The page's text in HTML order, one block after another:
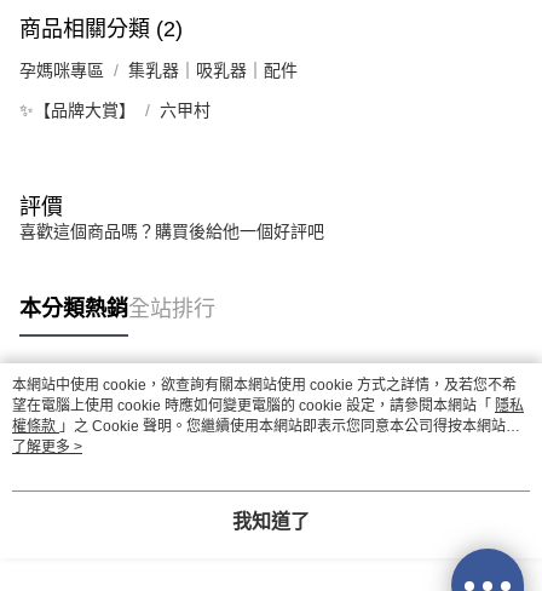
商品相關分類 (2)
孕媽咪專區 集乳器｜吸乳器｜配件
✨【品牌大賞】 六甲村
評價
喜歡這個商品嗎？購買後給他一個好評吧
本分類熱銷全站排行
熱門標籤
本網站中使用 cookie，欲查詢有關本網站使用 cookie 方式之詳情，及若您不希
望在電腦上使用 cookie 時應如何變更電腦的 cookie 設定，請參閱本網站「 隱私
權條款 」之 Cookie 聲明。您繼續使用本網站即表示您同意本公司得按本網站使
用條款之 Cookie 聲明使用 cookie。
了解更多 >
我知道了